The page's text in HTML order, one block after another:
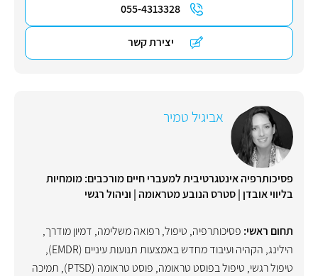
055-4313328
יצירת קשר
אביגיל טמיר
פסיכותרפיה אינטגרטיבית למעברי חיים מורכבים: מומחיות
בליווי אובדן | סטרס הנובע מטראומה | וניהול רגשי
תחום ראשי: פסיכותרפיה, טיפול,רפואה משלימה, דמיון מודרך,
הילינג, הקהיה ועיבוד מחדש באמצעות תנועות עיניים (EMDR)
,
טיפול רגשי, טיפול בפוסט טראומה, פוסט טראומה (PTSD) , תמיכה